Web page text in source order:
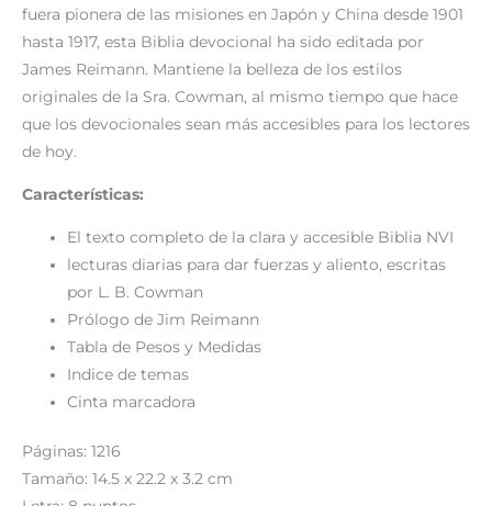
fuera pionera de las misiones en Japón y China desde 1901
hasta 1917, esta Biblia devocional ha sido editada por
James Reimann. Mantiene la belleza de los estilos
originales de la Sra. Cowman, al mismo tiempo que hace
que los devocionales sean más accesibles para los lectores
de hoy.
Características:
El texto completo de la clara y accesible Biblia NVI
lecturas diarias para dar fuerzas y aliento, escritas
por L. B. Cowman
Prólogo de Jim Reimann
Tabla de Pesos y Medidas
Indice de temas
Cinta marcadora
Páginas: 1216
Tamaño: 14.5 x 22.2 x 3.2 cm